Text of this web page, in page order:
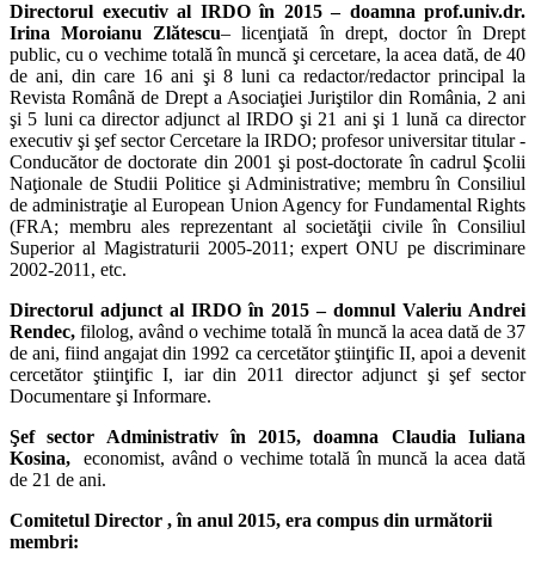
Directorul executiv al IRDO în 2015 – doamna prof.univ.dr.
Irina Moroianu Zlătescu– licenţiată în drept, doctor în Drept
public, cu o vechime totală în muncă şi cercetare, la acea dată, de 40
de ani, din care 16 ani şi 8 luni ca redactor/redactor principal la
Revista Română de Drept a Asociaţiei Juriştilor din România, 2 ani
şi 5 luni ca director adjunct al IRDO şi 21 ani şi 1 lună ca director
executiv şi şef sector Cercetare la IRDO; profesor universitar titular -
Conducător de doctorate din 2001 şi post-doctorate în cadrul Şcolii
Naţionale de Studii Politice şi Administrative; membru în Consiliul
de administraţie al European Union Agency for Fundamental Rights
(FRA; membru ales reprezentant al societăţii civile în Consiliul
Superior al Magistraturii 2005-2011; expert ONU pe discriminare
2002-2011, etc.
Directorul adjunct al IRDO în 2015 – domnul Valeriu Andrei
Rendec, filolog, având o vechime totală în muncă la acea dată de 37
de ani, fiind angajat din 1992 ca cercetător ştiinţific II, apoi a devenit
cercetător ştiinţific I, iar din 2011 director adjunct şi şef sector
Documentare şi Informare.
Şef sector Administrativ în 2015, doamna Claudia Iuliana
Kosina, economist, având o vechime totală în muncă la acea dată
de 21 de ani.
Comitetul Director , în anul 2015, era compus din următorii
membri: